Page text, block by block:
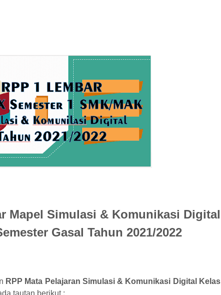
Mapel Simulasi & Komunikasi Digital
Gasal Tahun 2021/2022
RPP Mata Pelajaran Simulasi & Komunikasi Digital Kelas